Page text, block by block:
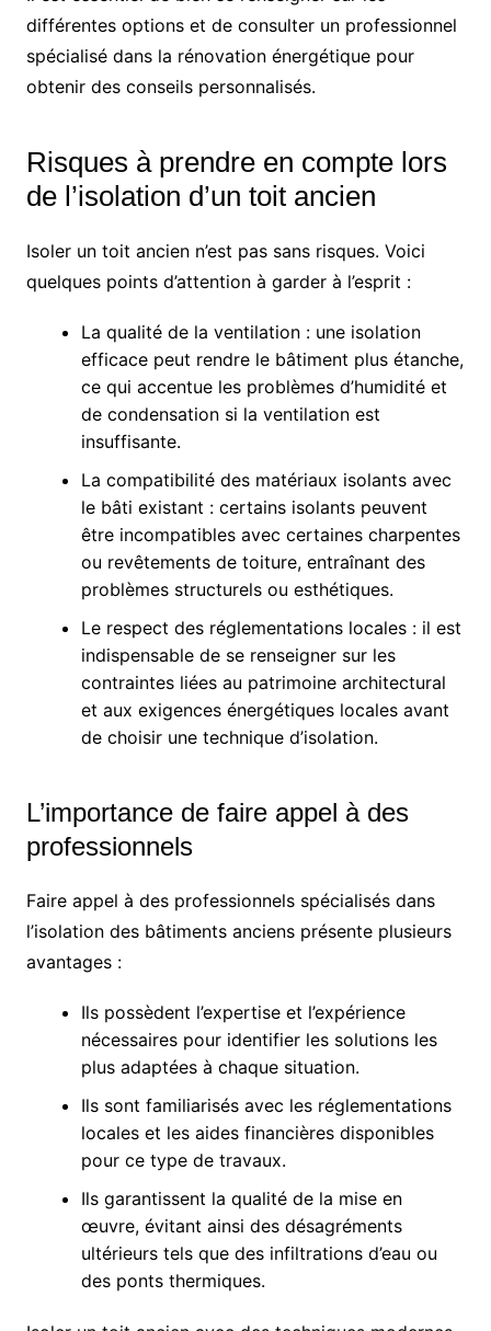
différentes options et de consulter un professionnel
spécialisé dans la rénovation énergétique pour
obtenir des conseils personnalisés.
Risques à prendre en compte lors
de l’isolation d’un toit ancien
Isoler un toit ancien n’est pas sans risques. Voici
quelques points d’attention à garder à l’esprit :
La qualité de la ventilation : une isolation
efficace peut rendre le bâtiment plus étanche,
ce qui accentue les problèmes d’humidité et
de condensation si la ventilation est
insuffisante.
La compatibilité des matériaux isolants avec
le bâti existant : certains isolants peuvent
être incompatibles avec certaines charpentes
ou revêtements de toiture, entraînant des
problèmes structurels ou esthétiques.
Le respect des réglementations locales : il est
indispensable de se renseigner sur les
contraintes liées au patrimoine architectural
et aux exigences énergétiques locales avant
de choisir une technique d’isolation.
L’importance de faire appel à des
professionnels
Faire appel à des professionnels spécialisés dans
l’isolation des bâtiments anciens présente plusieurs
avantages :
Ils possèdent l’expertise et l’expérience
nécessaires pour identifier les solutions les
plus adaptées à chaque situation.
Ils sont familiarisés avec les réglementations
locales et les aides financières disponibles
pour ce type de travaux.
Ils garantissent la qualité de la mise en
œuvre, évitant ainsi des désagréments
ultérieurs tels que des infiltrations d’eau ou
des ponts thermiques.